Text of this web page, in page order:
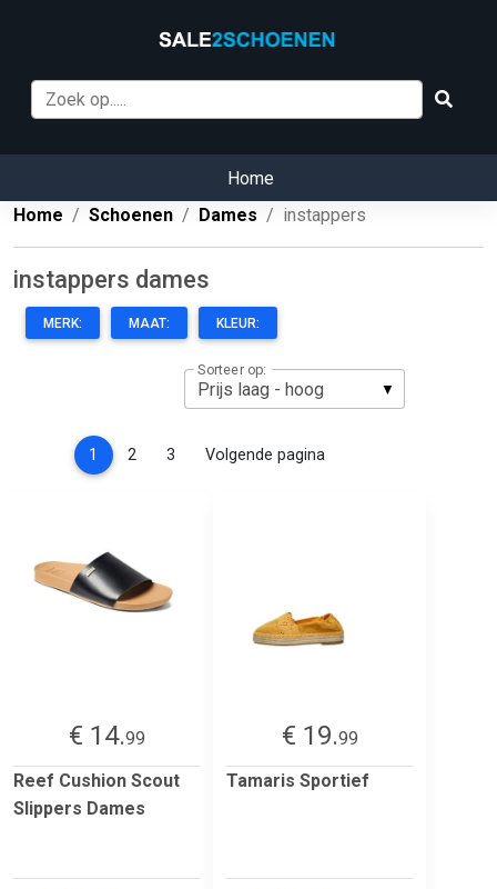
Home
Home
Schoenen Dames instappers
instappers dames
MERK: MAAT: KLEUR:
Sorteer op:
1 (current)
2 3 Volgende pagina
€ 14.99
Reef Cushion Scout
Slippers Dames
€ 19.99
Tamaris Sportief